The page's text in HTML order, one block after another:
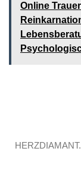
Online
HERZDIAMANT.